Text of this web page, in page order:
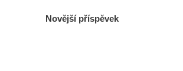
Novější příspěvek